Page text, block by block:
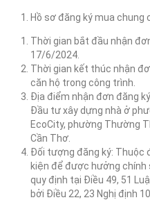
Hồ sơ đăng ký mua chung
Thời gian bắt đầu nhận
17/6/2024.
Thời gian kết thúc nhận
căn hộ trong công trình.
Địa điểm nhận đơn đăng
Đầu tư xây dựng nhà ở
EcoCity, phường Thường
Cần Thơ.
Đối tượng đăng ký: Thuộc
kiện để được hưởng chính
quy định tại Điều 49, 51
bởi Điều 22, 23 Nghị định